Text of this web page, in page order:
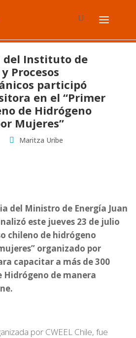
del Instituto de
Procesos
participó
en el “Primer
de Hidrógeno
Mujeres”
Maritza Uribe
del Ministro de Energía Juan
este jueves 23 de julio
chileno de hidrógeno
organizado por
capacitar a más de 300
Hidrógeno de manera
por CWEEL Chile, fue